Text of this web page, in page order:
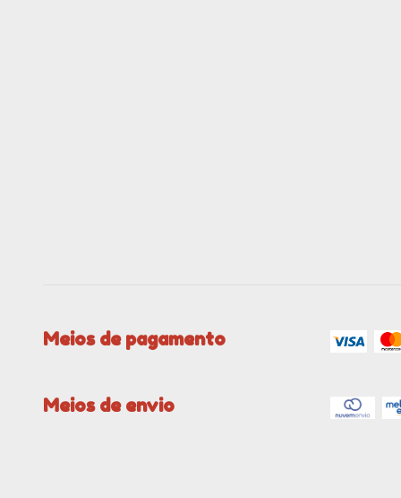
Meios de pagamento
Meios de envio